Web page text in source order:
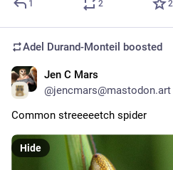
1 2 2
Adel Durand-Monteil boosted
Jen C Mars
@jencmars@mastodon.art
Common streeeeetch spider
Hide